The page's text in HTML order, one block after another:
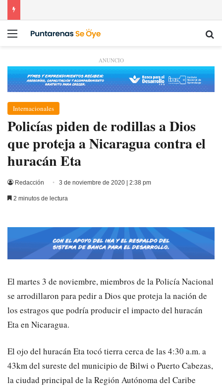
Menú
ANUNCIO
Internacionales
Policías piden de rodillas a Dios
que proteja a Nicaragua contra el
huracán Eta
Redacción 3 de noviembre de 2020 | 2:38 pm
2 minutos de lectura
El martes 3 de noviembre, miembros de la Policía Nacional
se arrodillaron para pedir a Dios que proteja la nación de
los estragos que podría producir el impacto del huracán
Eta en Nicaragua.
El ojo del huracán Eta tocó tierra cerca de las 4:30 a.m. a
43km del sureste del municipio de Bilwi o Puerto Cabezas,
la ciudad principal de la Región Autónoma del Caribe